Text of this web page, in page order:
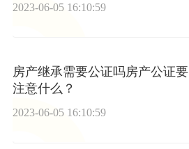
2023-06-05 16:10:59
房产继承需要公证吗房产公证要
注意什么？
2023-06-05 16:10:59